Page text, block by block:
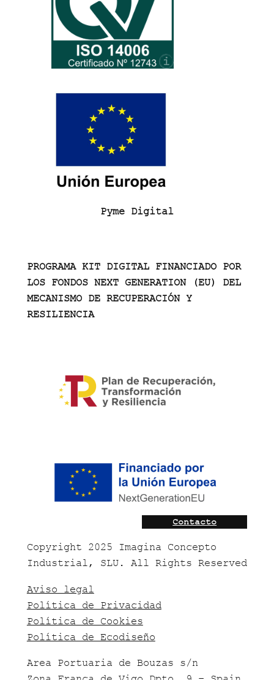
Pyme Digital
PROGRAMA KIT DIGITAL FINANCIADO POR
LOS FONDOS NEXT GENERATION (EU) DEL
MECANISMO DE RECUPERACIÓN Y
RESILIENCIA
Contacto
Copyright 2025 Imagina Concepto
Industrial, SLU. All Rights Reserved
Aviso legal
Política de Privacidad
Política de Cookies
Política de Ecodiseño
Area Portuaria de Bouzas s/n